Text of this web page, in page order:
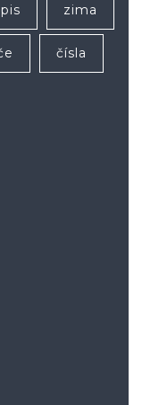
zima
čísla